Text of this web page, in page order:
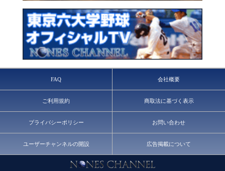
FAQ 会社概要
ご利用規約 商取法に基づく表示
プライバシーポリシー お問い合わせ
ユーザーチャンネルの開設 広告掲載について